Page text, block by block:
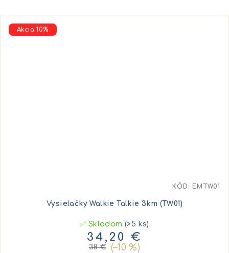
Akcia 10%
Vysielačky Walkie Talkie 3km (TW01)
✅ Skladom(>5 ks)
34,20 €
38 € (–10 %)
KÓD: EMTW01